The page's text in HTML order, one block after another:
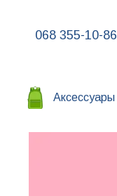
068 355-10-86
Аксессуары